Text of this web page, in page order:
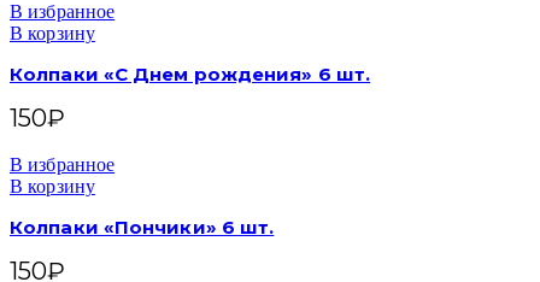
В избранное
В корзину
Колпаки «С Днем рождения» 6 шт.
150₽
В избранное
В корзину
Колпаки «Пончики» 6 шт.
150₽